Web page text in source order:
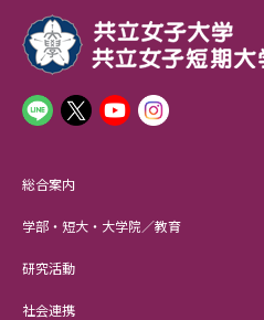
総合案内
学部・短大・大学院／教育
研究活動
社会連携